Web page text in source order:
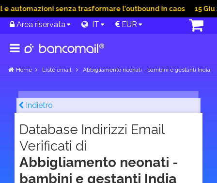
senza trasformare l’outbound in caos 15 Giu
Area riservata IT EUR
Home Liste email Abbigliamento neonati - bambini e gestanti India
Indietro
Database Indirizzi Email
Verificati di
Abbigliamento neonati -
bambini e gestanti India